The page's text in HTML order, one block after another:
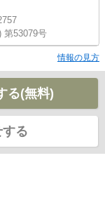
第53079号
情報の見方
る(無料)
る